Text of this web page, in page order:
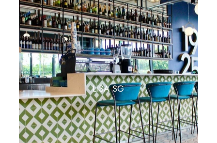
LISA SG